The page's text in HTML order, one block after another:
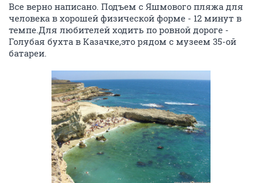
Все верно написано. Подъем с Яшмового пляжа для
человека в хорошей физической форме - 12 минут в
темпе.Для любителей ходить по ровной дороге -
Голубая бухта в Казачке,это рядом с музеем 35-ой
батареи.